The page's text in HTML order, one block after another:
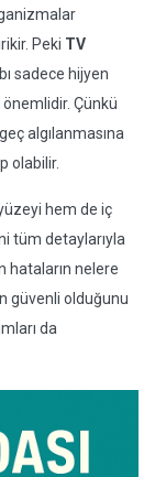
Peki TV
sadece hijyen
önemlidir. Çünkü
algılanmasına
olabilir.
hem de iç
tüm detaylarıyla
hataların nelere
güvenli olduğunu
da